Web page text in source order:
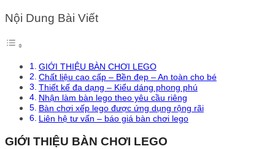
Nội Dung Bài Viết
GIỚI THIỆU BÀN CHƠI LEGO
Chất liệu cao cấp – Bền đẹp – An toàn cho bé
Thiết kế đa dạng – Kiểu dáng phong phú
Nhận làm bàn lego theo yêu cầu riêng
Bàn chơi xếp lego được ứng dụng rộng rãi
Liên hệ tư vấn – báo giá bàn chơi lego
GIỚI THIỆU BÀN CHƠI LEGO